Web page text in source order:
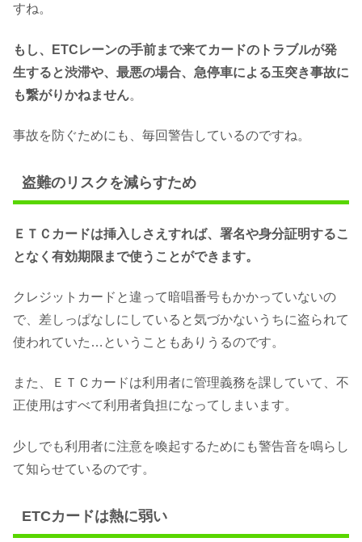
すね。
もし、ETCレーンの手前まで来てカードのトラブルが発
生すると渋滞や、最悪の場合、急停車による玉突き事故に
も繋がりかねません。
事故を防ぐためにも、毎回警告しているのですね。
盗難のリスクを減らすため
ＥＴＣカードは挿入しさえすれば、署名や身分証明するこ
となく有効期限まで使うことができます。
クレジットカードと違って暗唱番号もかかっていないの
で、差しっぱなしにしていると気づかないうちに盗られて
使われていた…ということもありうるのです。
また、ＥＴＣカードは利用者に管理義務を課していて、不
正使用はすべて利用者負担になってしまいます。
少しでも利用者に注意を喚起するためにも警告音を鳴らし
て知らせているのです。
ETCカードは熱に弱い